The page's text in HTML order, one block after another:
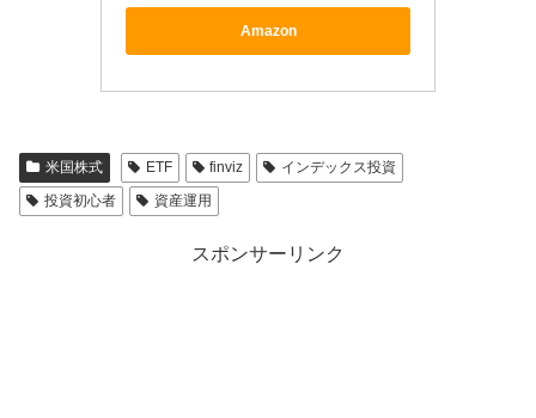
Amazon
米国株式 ETF finviz
インデックス投資
投資初心者
資産運用
スポンサーリンク